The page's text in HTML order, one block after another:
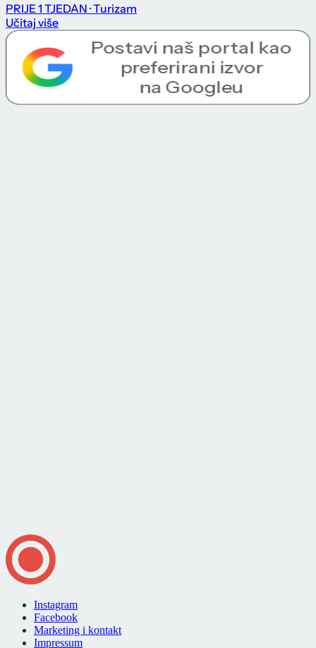
PRIJE 1 TJEDAN · Turizam
Učitaj više
Instagram
Facebook
Marketing i kontakt
Impressum